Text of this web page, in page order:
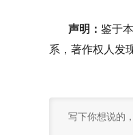
声明： 鉴于
系，著作权人发